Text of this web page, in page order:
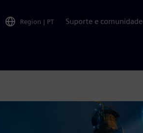
Region | PT Suporte e comunidade